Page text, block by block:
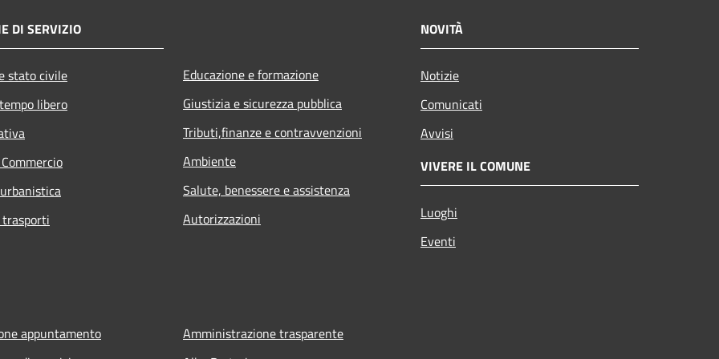
DI SERVIZIO
stato civile
libero
Educazione e formazione
Giustizia e sicurezza pubblica
Tributi,finanze e contravvenzioni
Ambiente
Salute, benessere e assistenza
Autorizzazioni
NOVITÀ
Notizie
Comunicati
Avvisi
VIVERE IL COMUNE
Luoghi
Eventi
appuntamento
Amministrazione trasparente